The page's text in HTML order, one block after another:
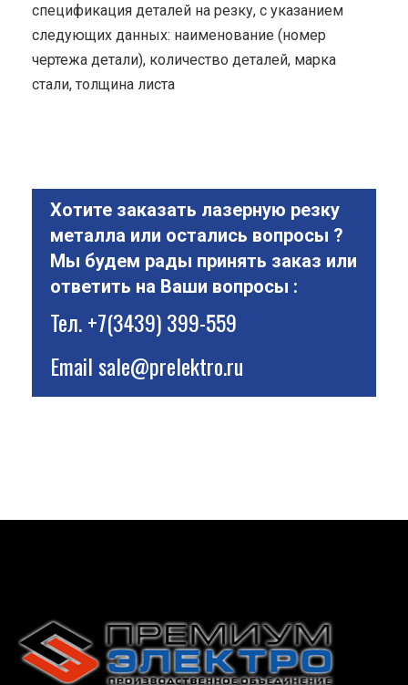
спецификация деталей на резку, с указанием
следующих данных: наименование (номер
чертежа детали), количество деталей, марка
стали, толщина листа
Хотите заказать лазерную резку
металла или остались вопросы ?
Мы будем рады принять заказ или
ответить на Ваши вопросы :
Тел.+7(3439) 399-559
Emailsale@prelektro.ru